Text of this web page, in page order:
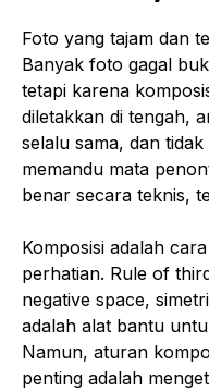
Foto yang tajam dan
Banyak foto gagal
tetapi karena
diletakkan di tengah,
selalu sama, dan
memandu mata
benar secara teknis,
Komposisi adalah
perhatian. Rule of
negative space,
adalah alat bantu
Namun, aturan
penting adalah